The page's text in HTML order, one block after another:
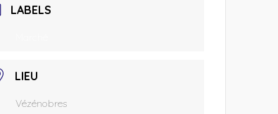
LABELS
LIEU
Vézénobres